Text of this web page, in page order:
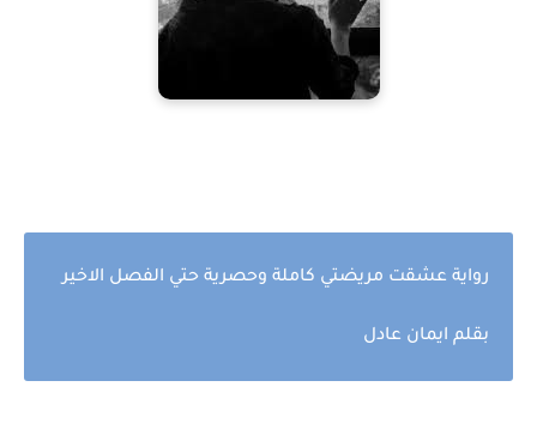
رواية عشقت مريضتي كاملة وحصرية حتي الفصل الاخير
بقلم ايمان عادل